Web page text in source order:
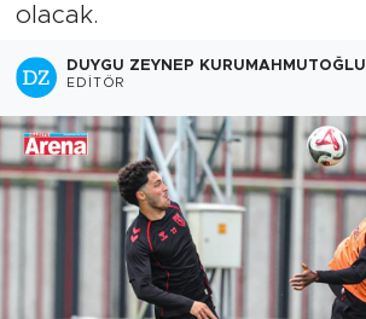
olacak.
DUYGU ZEYNEP KURUMAHMUTOĞLU
EDITÖR